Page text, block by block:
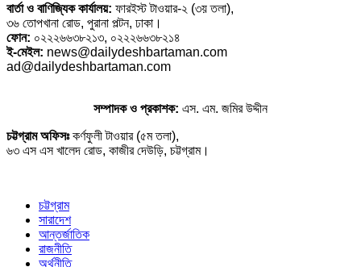
বার্তা ও বাণিজ্যিক কার্যালয়: ফারইস্ট টাওয়ার-২ (৩য় তলা),
৩৬ তোপখানা রোড, পুরানা পল্টন, ঢাকা।
ফোন: ০২২২৬৬৩৮২১৩, ০২২২৬৬৩৮২১৪
ই-মেইল: news@dailydeshbartaman.com
ad@dailydeshbartaman.com
সম্পাদক ও প্রকাশক: এস. এম. জমির উদ্দীন
চট্টগ্রাম অফিসঃকর্ণফুলী টাওয়ার (৫ম তলা),
৬৩ এস এস খালেদ রোড, কাজীর দেউড়ি, চট্টগ্রাম।
চট্টগ্রাম
সারাদেশ
আন্তর্জাতিক
রাজনীতি
অর্থনীতি